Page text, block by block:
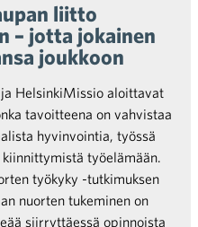
liitto
– jotta jokainen
joukkoon
HelsinkiMissio aloittavat
tavoitteena on vahvistaa
hyvinvointia, työssä
työelämään.
työkyky -tutkimuksen
nuorten tukeminen on
siirryttäessä opinnoista